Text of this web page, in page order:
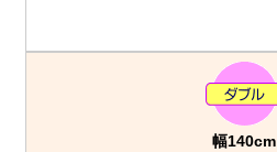
幅140cm